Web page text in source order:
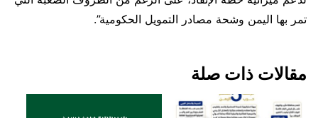
تمر بها اليمن وشحة مصادر التمويل الحكومية”.
مقالات ذات صلة